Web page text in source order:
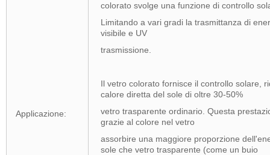
Applicazione:
colorato svolge una funzione di controllo
Limitando a vari gradi la trasmittanza di
visibile e UV
trasmissione.
Il vetro colorato fornisce il controllo solare,
calore diretta del sole di oltre 30-50%
vetro trasparente ordinario. Questa
grazie al colore nel vetro
assorbire una maggiore proporzione
sole che vetro trasparente (come un buio